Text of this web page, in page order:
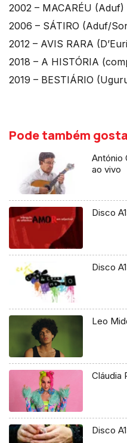
2002 – MACARÉU (Aduf)
2006 – SÁTIRO (Aduf/
2012 – AVIS RARA
2018 – A HISTÓRIA
2019 – BESTIÁRIO
Pode também
António
ao vivo
Disco
Disco
Leo
Cláudia
Disco